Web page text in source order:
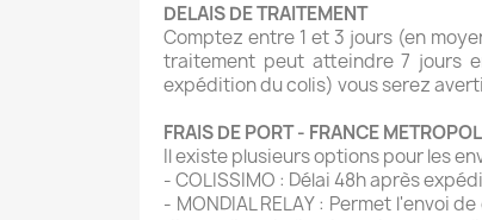
DELAIS DE TRAITEMENT
Comptez entre 1 et 3 jours (en
traitement peut atteindre 7 jours
expédition du colis) vous serez
FRAIS DE PORT - FRANCE
Il existe plusieurs options pour les
- COLISSIMO : Délai 48h après
- MONDIAL RELAY : Permet l'envoi